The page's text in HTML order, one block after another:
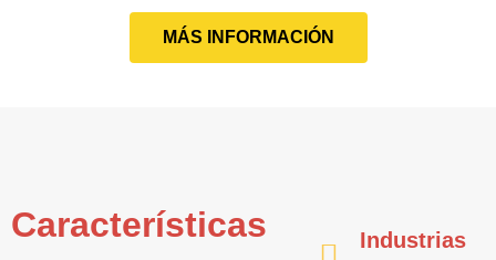
MÁS INFORMACIÓN
Características
Industrias